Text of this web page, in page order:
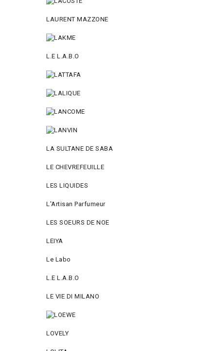
LAURENT MAZZONE
L.E L.A.B.O
LA SULTANE DE SABA
LE CHEVREFEUILLE
LES LIQUIDES
L'Artisan Parfumeur
LES SOEURS DE NOE
LEIYA
Le Labo
L.Е L.А.B.О
LE VIE DI MILANO
LOVELY